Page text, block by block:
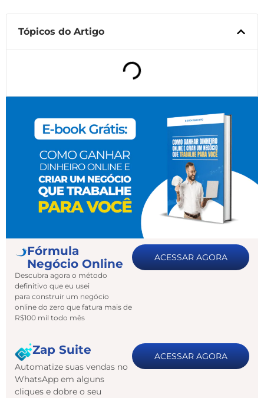
Tópicos do Artigo
Fórmula
Negócio Online
Descubra agora o método
definitivo que eu usei
para construir um negócio
online do zero que fatura mais de
R$100 mil todo mês
ACESSAR AGORA
Zap Suite
Automatize suas vendas no
WhatsApp em alguns
cliques e dobre o seu
ACESSAR AGORA